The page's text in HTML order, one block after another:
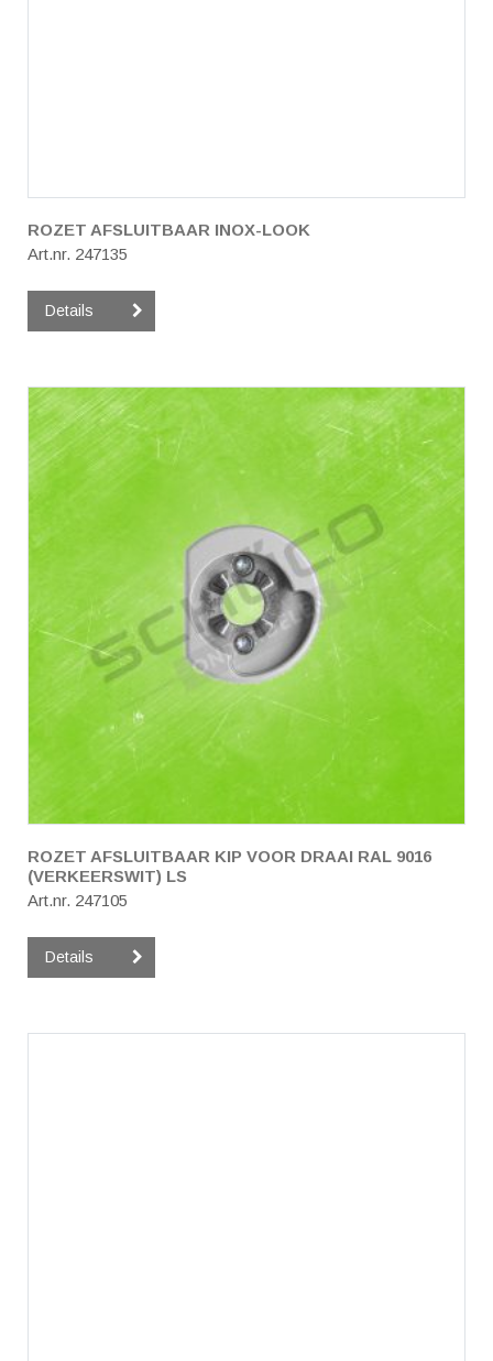
ROZET AFSLUITBAAR INOX-LOOK
Art.nr. 247135
Details
ROZET AFSLUITBAAR KIP VOOR DRAAI RAL 9016
(VERKEERSWIT) LS
Art.nr. 247105
Details